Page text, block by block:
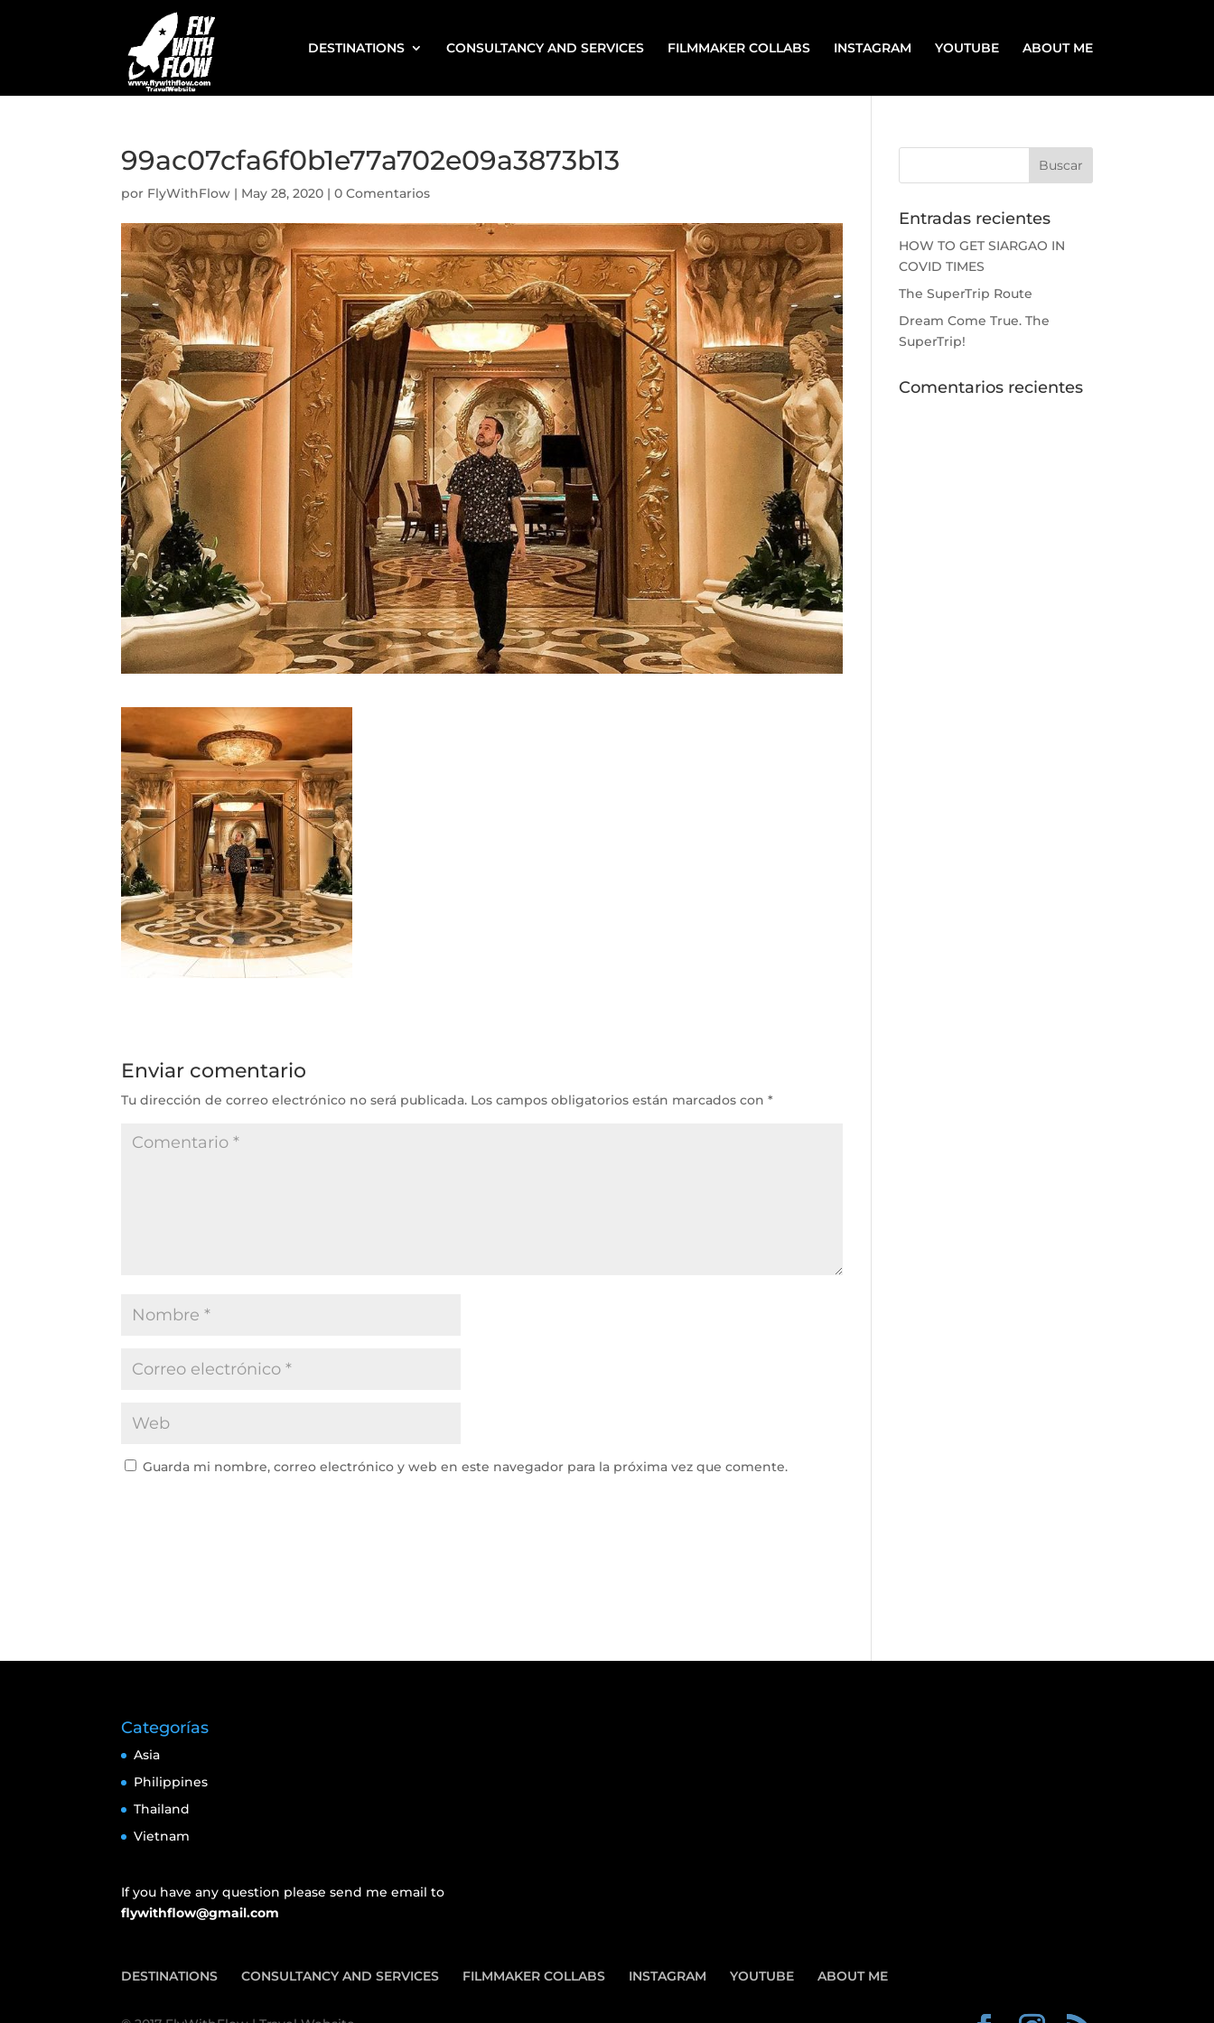
DESTINATIONS CONSULTANCY AND SERVICES FILMMAKER COLLABS INSTAGRAM YOUTUBE ABOUT ME
99ac07cfa6f0b1e77a702e09a3873b13
por FlyWithFlow | May 28, 2020 |0 Comentarios
Enviar comentario
Tu dirección de correo electrónico no será publicada. Los campos obligatorios están marcados con*
Guarda mi nombre, correo electrónico y web en este navegador para la próxima vez que comente.
Entradas recientes
HOW TO GET SIARGAO IN
COVID TIMES
The SuperTrip Route
Dream Come True. The
SuperTrip!
Comentarios recientes
Categorías
Asia
Philippines
Thailand
Vietnam
If you have any question please send me email to
flywithflow@gmail.com
DESTINATIONS CONSULTANCY AND SERVICES FILMMAKER COLLABS INSTAGRAM YOUTUBE ABOUT ME